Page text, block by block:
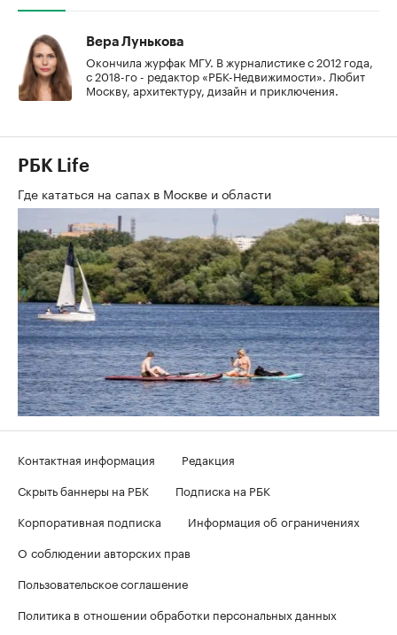
Вера Лунькова
Окончила журфак МГУ. В журналистике с 2012 года,
с 2018-го - редактор «РБК-Недвижимости». Любит
Москву, архитектуру, дизайн и приключения.
РБК Life
Где кататься на сапах в Москве и области
Контактная информация
Редакция
Скрыть баннеры на РБК
Подписка на РБК
Корпоративная подписка
Информация об ограничениях
О соблюдении авторских прав
Пользовательское соглашение
Политика в отношении обработки персональных данных